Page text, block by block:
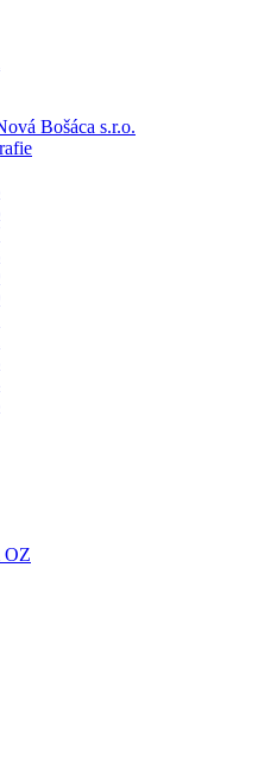
Bošáca s.r.o.
OZ